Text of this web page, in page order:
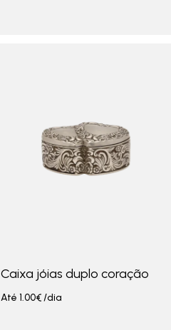
Caixa jóias duplo coração
Até 1.00€/dia